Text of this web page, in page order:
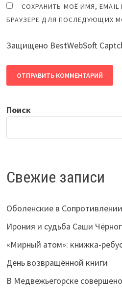
СОХРАНИТЬ МОЁ ИМЯ,
БРАУЗЕРЕ ДЛЯ ПОСЛЕДУЮЩИХ
Защищено BestWebSoft
Поиск
Свежие записи
Оболенские в Сопротивлении
Ирония и судьба Саши
«Мирный атом»: книжка-
День возвращённой книги
В Медвежьегорске